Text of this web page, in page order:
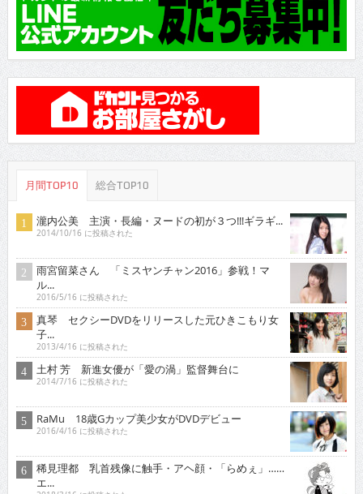
月間TOP10 総合TOP10
瀧内公美 主演・長編・ヌードの初が３つ!!!ギラギ...
2014/10/16 に投稿された
雨宮留菜さん 「ミスヤンチャン2016」参戦！マ
ル...
2016/5/16 に投稿された
真琴 セクシーDVDをリリースした元ひきこもり女
子...
2013/4/16 に投稿された
土村 芳 新進女優が「愛の渦」監督舞台に
2014/7/16 に投稿された
RaMu 18歳Gカップ美少女がDVDデビュー
2016/4/16 に投稿された
稀見理都 乳首残像に触手・アヘ顔・「らめぇ」……
エ...